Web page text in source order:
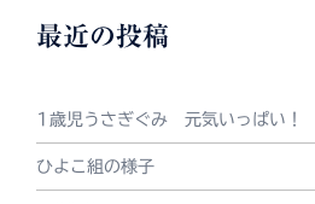
最近の投稿
1歳児うさぎぐみ 元気いっぱい！
ひよこ組の様子